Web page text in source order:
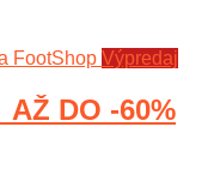
Výpredaj
DO -60%